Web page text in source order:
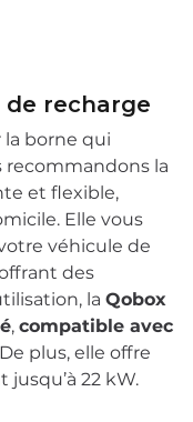
de recharge
la borne qui
recommandons la
et flexible,
Elle vous
véhicule de
des
la Qobox
, compatible avec
plus, elle offre
22 kW.